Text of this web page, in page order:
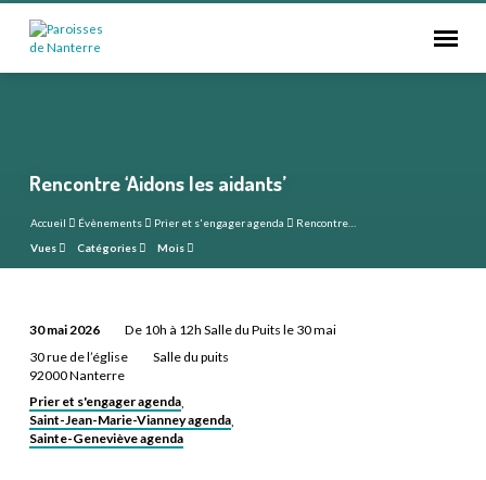
Rencontre ‘Aidons les aidants’
Accueil Évènements Prier et s'engager agenda
Rencontre…
Vues
Catégories Mois
Rencontre
‘Aidons
les
aidants’
30 mai 2026
De 10h à 12h Salle du Puits le 30 mai
30 rue de l’église
92000 Nanterre
Salle du puits
Prier et s'engager agenda,
Saint-Jean-Marie-Vianney agenda,
Sainte-Geneviève agenda